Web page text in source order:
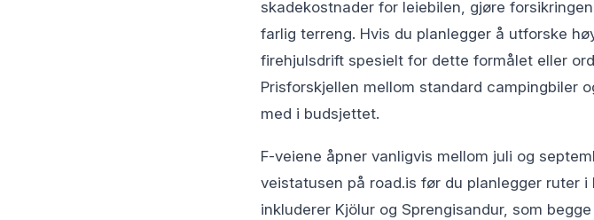
skadekostnader for leiebilen, gjøre
farlig terreng. Hvis du planlegger å utforske
firehjulsdrift spesielt for dette formålet eller
Prisforskjellen mellom standard campingbiler
med i budsjettet.
F-veiene åpner vanligvis mellom juli og
veistatusen på road.is før du planlegger ruter
inkluderer Kjölur og Sprengisandur, som